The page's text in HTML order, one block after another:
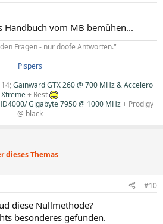
Handbuch vom MB bemühen...
Fragen - nur doofe Antworten."​
Pispers
;Gainward GTX 260 @ 700 MHz & Accelero
Xtreme+ Rest
Gigabyte 7950 @ 1000 MHz+ Prodigy
@ black
dieses Themas
#10
diese Nullmethode?
besonderes gefunden.